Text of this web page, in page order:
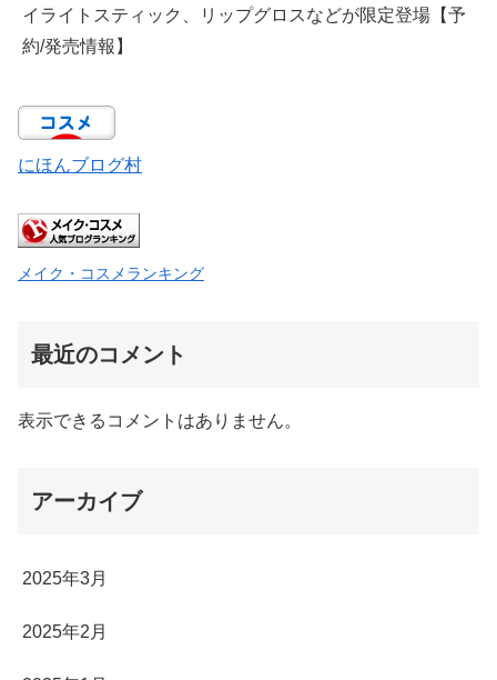
イライトスティック、リップグロスなどが限定登場【予
約/発売情報】
にほんブログ村
メイク・コスメランキング
最近のコメント
表示できるコメントはありません。
アーカイブ
2025年3月
2025年2月